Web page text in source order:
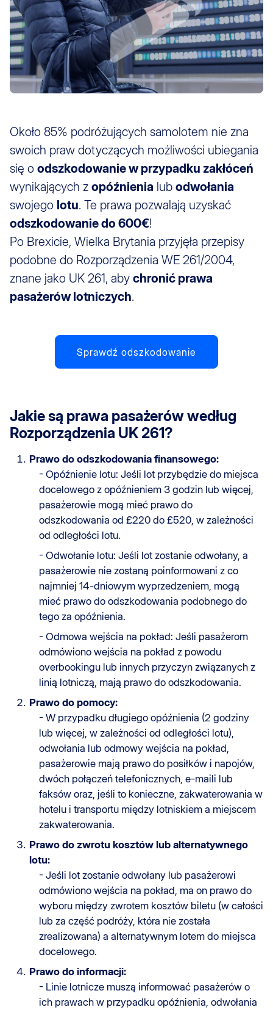
Około 85% podróżujących samolotem nie zna
swoich praw dotyczących możliwości ubiegania
się o odszkodowanie w przypadku zakłóceń
wynikających z opóźnienia lub odwołania
swojego lotu. Te prawa pozwalają uzyskać
odszkodowanie do 600€!
Po Brexicie, Wielka Brytania przyjęła przepisy
podobne do Rozporządzenia WE 261/2004,
znane jako UK 261, aby chronić prawa
pasażerów lotniczych.
Sprawdź odszkodowanie
Jakie są prawa pasażerów według
Rozporządzenia UK 261?
Prawo do odszkodowania finansowego:
- Opóźnienie lotu: Jeśli lot przybędzie do miejsca
docelowego z opóźnieniem 3 godzin lub więcej,
pasażerowie mogą mieć prawo do
odszkodowania od £220 do £520, w zależności
od odległości lotu.
- Odwołanie lotu: Jeśli lot zostanie odwołany, a
pasażerowie nie zostaną poinformowani z co
najmniej 14-dniowym wyprzedzeniem, mogą
mieć prawo do odszkodowania podobnego do
tego za opóźnienia.
- Odmowa wejścia na pokład: Jeśli pasażerom
odmówiono wejścia na pokład z powodu
overbookingu lub innych przyczyn związanych z
linią lotniczą, mają prawo do odszkodowania.
Prawo do pomocy:
- W przypadku długiego opóźnienia (2 godziny
lub więcej, w zależności od odległości lotu),
odwołania lub odmowy wejścia na pokład,
pasażerowie mają prawo do posiłków i napojów,
dwóch połączeń telefonicznych, e-maili lub
faksów oraz, jeśli to konieczne, zakwaterowania w
hotelu i transportu między lotniskiem a miejscem
zakwaterowania.
Prawo do zwrotu kosztów lub alternatywnego
lotu:
- Jeśli lot zostanie odwołany lub pasażerowi
odmówiono wejścia na pokład, ma on prawo do
wyboru między zwrotem kosztów biletu (w całości
lub za część podróży, która nie została
zrealizowana) a alternatywnym lotem do miejsca
docelowego.
Prawo do informacji:
- Linie lotnicze muszą informować pasażerów o
ich prawach w przypadku opóźnienia, odwołania